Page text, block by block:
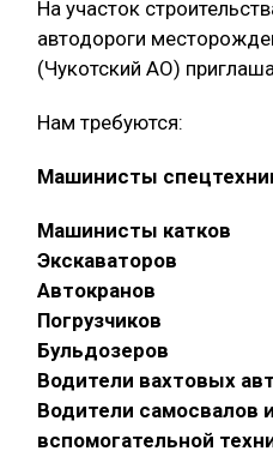
На участок
автодороги
(Чукотский АО)
Нам требуются:
Машинисты
Машинисты катков
Экскаваторов
Автокранов
Погрузчиков
Бульдозеров
Водители вахтовых
Водители самосвалов и
вспомогательной